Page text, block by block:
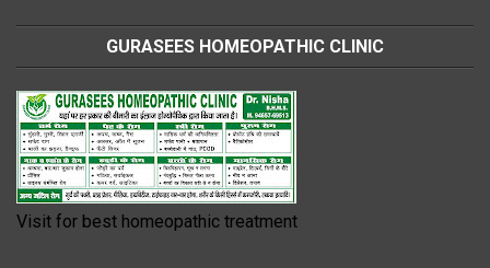
GURASEES HOMEOPATHIC CLINIC
Visit for best homeopathic treatment